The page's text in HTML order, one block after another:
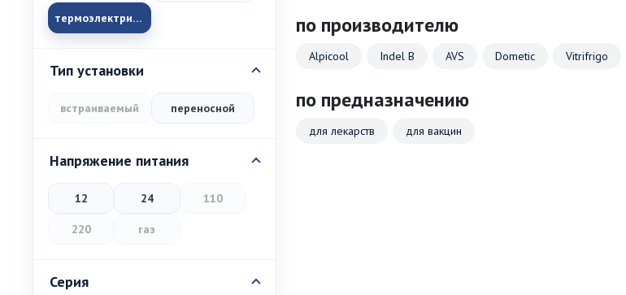
термоэлектрический
Тип установки
встраиваемый переносной
Напряжение питания
12 24 110
220 газ
Серия
по производителю
Alpicool Indel B AVS Dometic Vitrifrigo
по предназначению
для лекарств для вакцин